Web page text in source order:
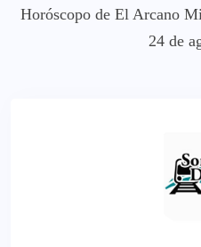
Horóscopo de El Arcano
24 de